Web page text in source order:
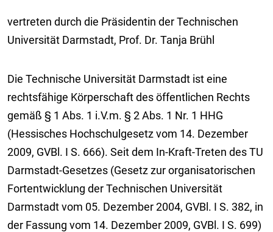
vertreten durch die Präsidentin der Technischen
Universität Darmstadt, Prof. Dr. Tanja Brühl
Die Technische Universität Darmstadt ist eine
rechtsfähige Körperschaft des öffentlichen Rechts
gemäß § 1 Abs. 1 i.V.m. § 2 Abs. 1 Nr. 1 HHG
(Hessisches Hochschulgesetz vom 14. Dezember
2009, GVBl. I S. 666). Seit dem In-Kraft-Treten des TU
Darmstadt-Gesetzes (Gesetz zur organisatorischen
Fortentwicklung der Technischen Universität
Darmstadt vom 05. Dezember 2004, GVBl. I S. 382, in
der Fassung vom 14. Dezember 2009, GVBl. I S. 699)